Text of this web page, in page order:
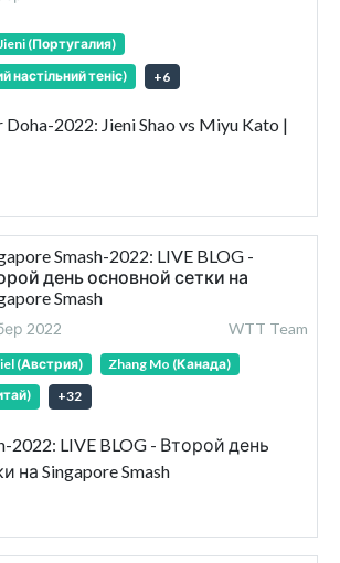
(Португалия)
настільний теніс)
+6
2022: Jieni Shao vs Miyu Kato |
Smash-2022: LIVE BLOG -
день основной сетки на
Smash
2022 WTT Team
(Австрия)
Zhang Mo (Канада)
+32
2022: LIVE BLOG - Второй день
на Singapore Smash